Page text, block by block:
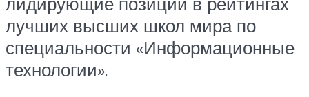
лучших высших школ мира по
специальности «Информационные
технологии».